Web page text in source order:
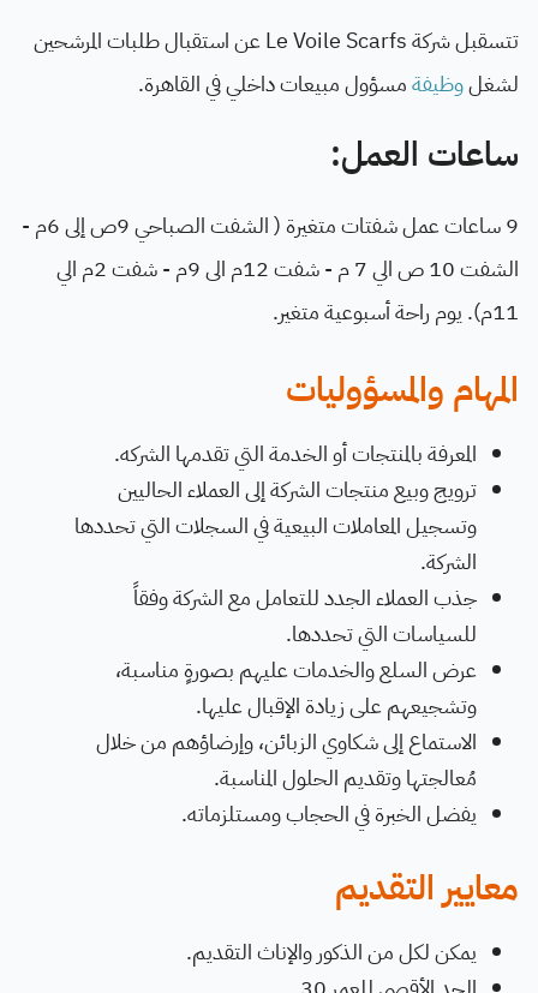
تتسقبل شركة Le Voile Scarfs عن استقبال طلبات المرشحين
لشغلوظيفةمسؤول مبيعات داخلي في القاهرة.
ساعات العمل:
9 ساعات عمل شفتات متغيرة ( الشفت الصباحي 9ص إلى 6م -
الشفت 10 ص الي 7 م - شفت 12م الى 9م - شفت 2م الي
11م). يوم راحة أسبوعية متغير.
المهام والمسؤوليات
المعرفة بالمنتجات أو الخدمة التي تقدمها الشركه.
ترويج وبيع منتجات الشركة إلى العملاء الحاليين
وتسجيل المعاملات البيعية في السجلات التي تحددها
الشركة.
جذب العملاء الجدد للتعامل مع الشركة وفقاً
للسياسات التي تحددها.
عرض السلع والخدمات عليهم بصورةٍ مناسبة،
وتشجيعهم على زيادة الإقبال عليها.
الاستماع إلى شكاوي الزبائن، وإرضاؤهم من خلال
مُعالجتها وتقديم الحلول المناسبة.
يفضل الخبرة في الحجاب ومستلزماته.
معايير التقديم
يمكن لكل من الذكور والإناث التقديم.